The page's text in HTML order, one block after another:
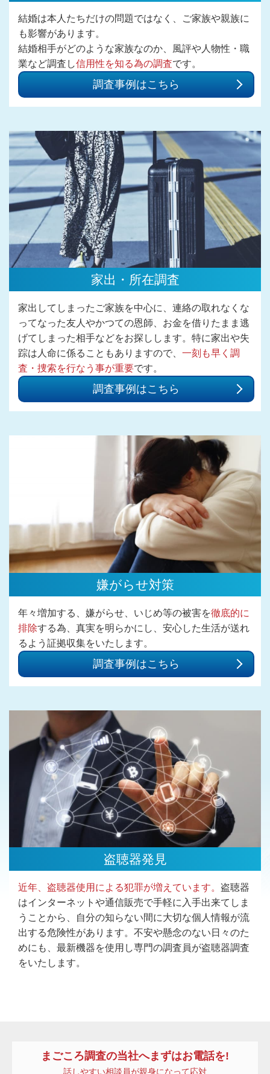
結婚は本人たちだけの問題ではなく、ご家族や親族に
も影響があります。
結婚相手がどのような家族なのか、風評や人物性・職
業など調査し信用性を知る為の調査です。
調査事例はこちら
家出・所在調査
家出してしまったご家族を中心に、連絡の取れなくな
ってなった友人やかつての恩師、お金を借りたまま逃
げてしまった相手などをお探しします。特に家出や失
踪は人命に係ることもありますので、 一刻も早く調
査・捜索を行なう事が重要です。
調査事例はこちら
嫌がらせ対策
年々増加する、嫌がらせ、いじめ等の被害を徹底的に
排除する為、真実を明らかにし、安心した生活が送れ
るよう証拠収集をいたします。
調査事例はこちら
盗聴器発見
近年、盗聴器使用による犯罪が増えています。 盗聴器
はインターネットや通信販売で手軽に入手出来てしま
うことから、自分の知らない間に大切な個人情報が流
出する危険性があります。不安や懸念のない日々のた
めにも、最新機器を使用し専門の調査員が盗聴器調査
をいたします。
まごころ調査の当社へまずはお電話を!
話しやすい相談員が親身になって応対